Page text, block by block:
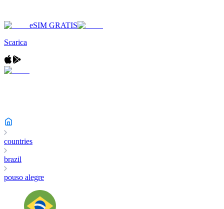
eSIM GRATIS
Scarica
countries
brazil
pouso alegre